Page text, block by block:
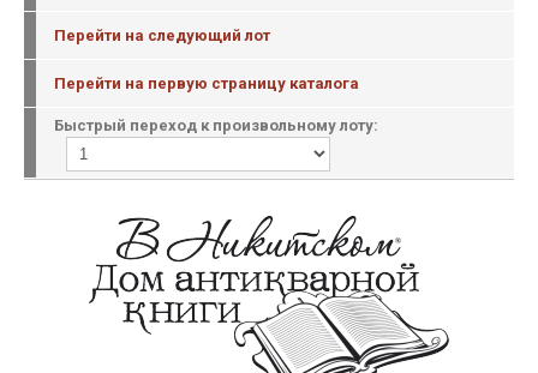
Перейти на следующий лот
Перейти на первую страницу каталога
Быстрый переход к произвольному лоту: